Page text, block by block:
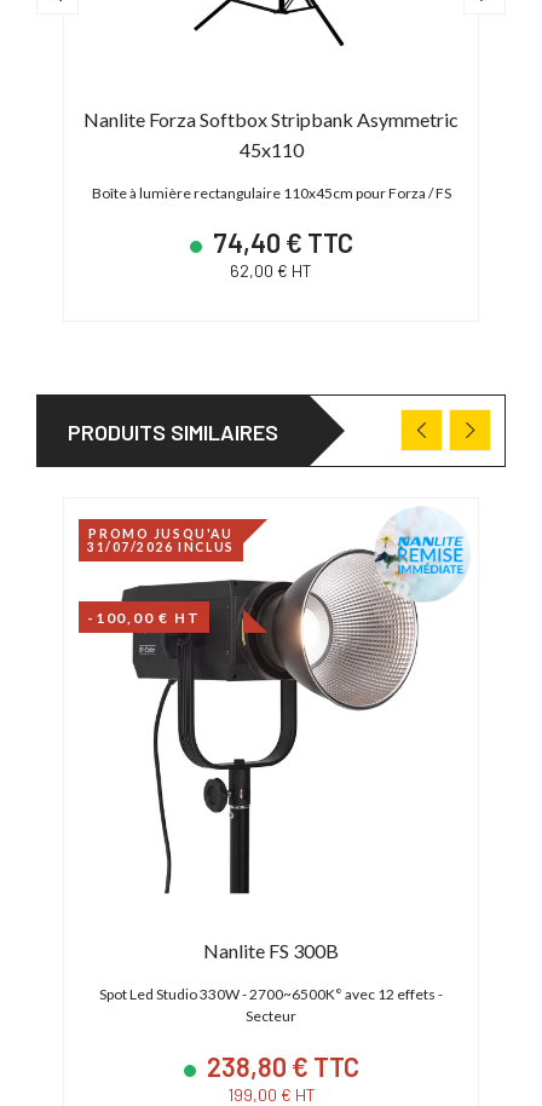
Nanlite Forza Softbox Stripbank Asymmetric
45x110
Boîte à lumière rectangulaire 110x45cm pour Forza / FS
74,40 € TTC
62,00 € HT
PRODUITS SIMILAIRES
PROMO JUSQU'AU
31/07/2026 INCLUS
-100,00 € HT
Nanlite FS 300B
Spot Led Studio 330W - 2700~6500K° avec 12 effets -
Secteur
238,80 € TTC
199,00 € HT